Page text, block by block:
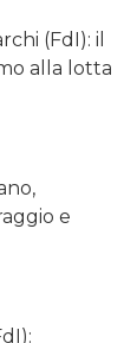
(FdI): il
alla lotta
e